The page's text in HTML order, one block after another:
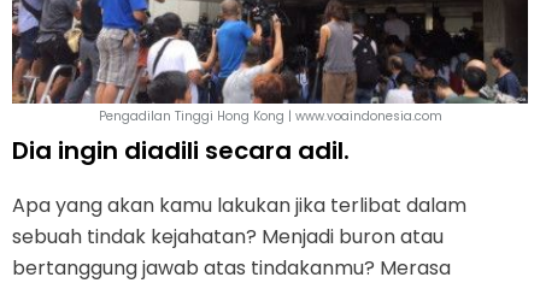
Pengadilan Tinggi Hong Kong | www.voaindonesia.com
Dia ingin diadili secara adil.
Apa yang akan kamu lakukan jika terlibat dalam
sebuah tindak kejahatan? Menjadi buron atau
bertanggung jawab atas tindakanmu? Merasa